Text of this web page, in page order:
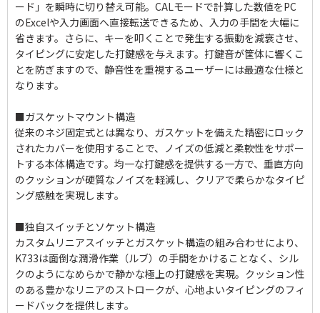
ード」を瞬時に切り替え可能。CALモードで計算した数値をPC
のExcelや入力画面へ直接転送できるため、入力の手間を大幅に
省きます。さらに、キーを叩くことで発生する振動を減衰させ、
タイピングに安定した打鍵感を与えます。打鍵音が筐体に響くこ
とを防ぎますので、静音性を重視するユーザーには最適な仕様と
なります。
■ガスケットマウント構造
従来のネジ固定式とは異なり、ガスケットを備えた精密にロック
されたカバーを使用することで、ノイズの低減と柔軟性をサポー
トする本体構造です。均一な打鍵感を提供する一方で、垂直方向
のクッションが硬質なノイズを軽減し、クリアで柔らかなタイピ
ング感触を実現します。
■独自スイッチとソケット構造
カスタムリニアスイッチとガスケット構造の組み合わせにより、
K733は面倒な潤滑作業（ルブ）の手間をかけることなく、シル
クのようになめらかで静かな極上の打鍵感を実現。クッション性
のある豊かなリニアのストロークが、心地よいタイピングのフィ
ードバックを提供します。